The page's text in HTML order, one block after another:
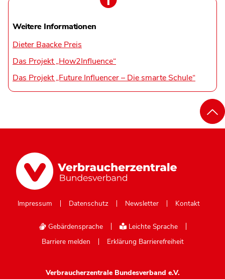
Weitere Informationen
Dieter Baacke Preis
Das Projekt „How2Influence“
Das Projekt „Future Influencer – Die smarte Schule“
Impressum Datenschutz Newsletter Kontakt
Gebärdensprache
Leichte Sprache
Barriere melden
Erklärung Barrierefreiheit
Verbraucherzentrale Bundesverband e.V.